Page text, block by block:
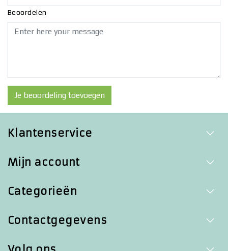
Beoordelen
Je beoordeling toevoegen
Klantenservice
Mijn account
Categorieën
Contactgegevens